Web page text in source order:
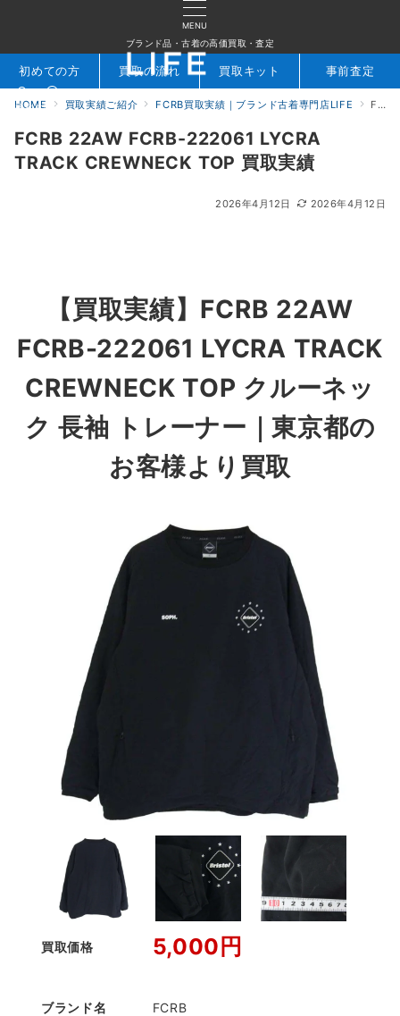
MENU
ブランド品・古着の高価買取・査定
検索 お問合せ
初めての方 買取の流れ 買取キット 事前査定
HOME 買取実績ご紹介 FCRB買取実績｜ブランド古着専門店LIFE FCRB 22AW FCRB-222061 LYCRA TRACK CREWNECK TOP 買取実績
FCRB 22AW FCRB-222061 LYCRA
TRACK CREWNECK TOP 買取実績
2026年4月12日 2026年4月12日
【買取実績】FCRB 22AW
FCRB-222061 LYCRA TRACK
CREWNECK TOP クルーネッ
ク 長袖 トレーナー｜東京都の
お客様より買取
買取価格 5,000円
ブランド名 FCRB